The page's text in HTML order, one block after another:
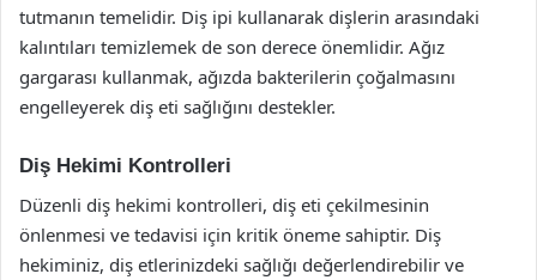
tutmanın temelidir. Diş ipi kullanarak dişlerin arasındaki
kalıntıları temizlemek de son derece önemlidir. Ağız
gargarası kullanmak, ağızda bakterilerin çoğalmasını
engelleyerek diş eti sağlığını destekler.
Diş Hekimi Kontrolleri
Düzenli diş hekimi kontrolleri, diş eti çekilmesinin
önlenmesi ve tedavisi için kritik öneme sahiptir. Diş
hekiminiz, diş etlerinizdeki sağlığı değerlendirebilir ve